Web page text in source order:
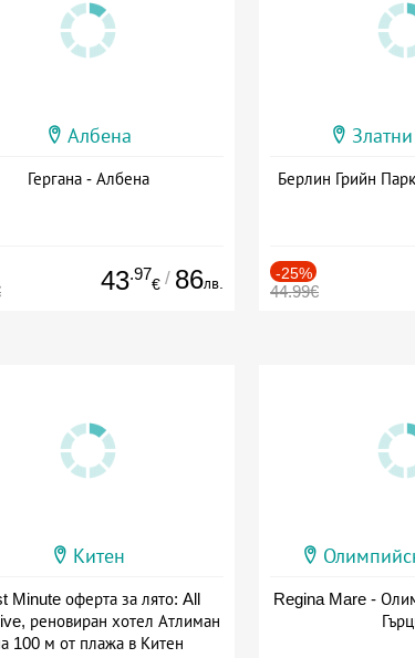
Албена
Гергана - Албена
43.97
€ / 86лв.
Берлин Грийн
-25%
44.99€
Китен
Minute оферта за лято: All
реновиран хотел Атлиман
100 м от плажа в Китен
Regina Mare -